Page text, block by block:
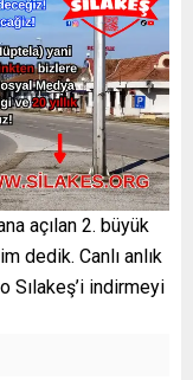
açılan 2. büyük
dedik. Canlı anlık
Sılakeş’i indirmeyi